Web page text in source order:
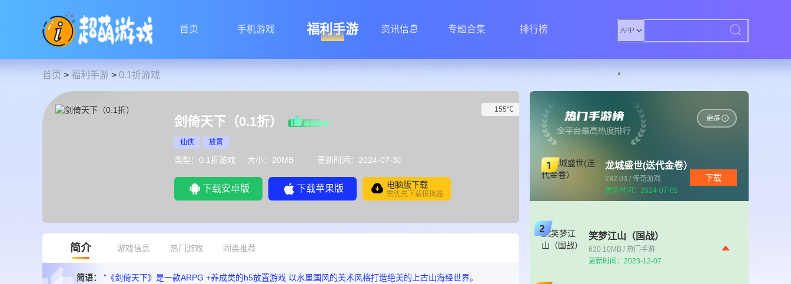
首页 手机游戏 福利手游 资讯信息 专题合集 排行榜
首页 > 福利手游 > 0.1折游戏
剑倚天下（0.1折）
仙侠 放置
类型：0.1折游戏 大小：20MB 更新时间：2024-07-30
下载安卓版 下载苹果版 电脑版下载
需优先下载模拟器
155℃
简介 游戏信息 热门游戏 同类推荐
简语： "《剑倚天下》是一款ARPG +养成类的h5放置游戏 以水墨国风的美术风格打造绝美的上古山海经世界。
龙城盛世(送代金卷）
282.03 / 传奇游戏
更新时间：2024-07-05
下载
笑梦江山（国战）
620.10MB / 热门手游
更新时间：2023-12-07